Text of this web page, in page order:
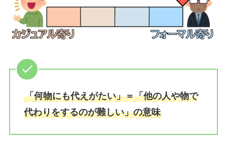
「何物にも代えがたい」＝「他の人や物で
代わりをするのが難しい」の意味